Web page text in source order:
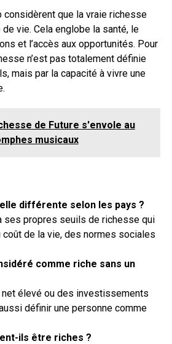
considèrent que la vraie richesse
vie. Cela englobe la santé, le
et l’accès aux opportunités. Pour
n’est pas totalement définie
mais par la capacité à vivre une
de Future s'envole au
musicaux
différente selon les pays ?
ses propres seuils de richesse qui
de la vie, des normes sociales
comme riche sans un
élevé ou des investissements
définir une personne comme
ils être riches ?